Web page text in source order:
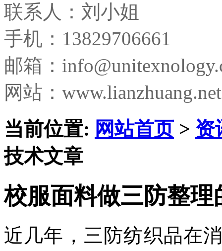
联系人：刘小姐
手机：13829706661
邮箱：
网站：www.lianzhuang.net
当前位置: 网站首页> 资
技术文章
校服面料做三防整理
近几年，三防纺织品在